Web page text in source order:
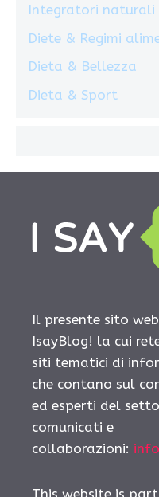
Integratori naturali
Diete & Regimi
Dieta & Bellezza
Dieta & Sport
Il presente sito
IsayBlog! la cui
siti tematici di
che contano sul
ed esperti del
comunicati e
collaborazioni:
This website is